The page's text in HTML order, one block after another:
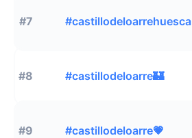
#7 #castillodeloarrehuesca
#8 #castillodeloarre🏰
#9 #castillodeloarre💗